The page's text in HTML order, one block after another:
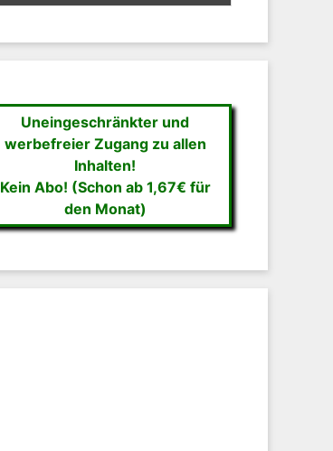
Uneingeschränkter und
werbefreier Zugang zu allen
Inhalten!
Kein Abo! (Schon ab 1,67€ für
den Monat)